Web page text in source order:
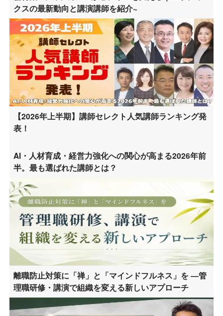
クスの最新動向と講演講師を紹介~
【2026年上半期】講師セレクト人気講師ランキング発
表！
AI・人材育成・経営力強化への関心が高まる2026年前
半。最も選ばれた講師とは？
離職防止対策に「禅」と「マインドフルネス」を ―管
理職研修・講演で組織を変える新しいアプローチ